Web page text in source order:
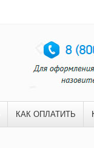
КАК ОПЛАТИТЬ